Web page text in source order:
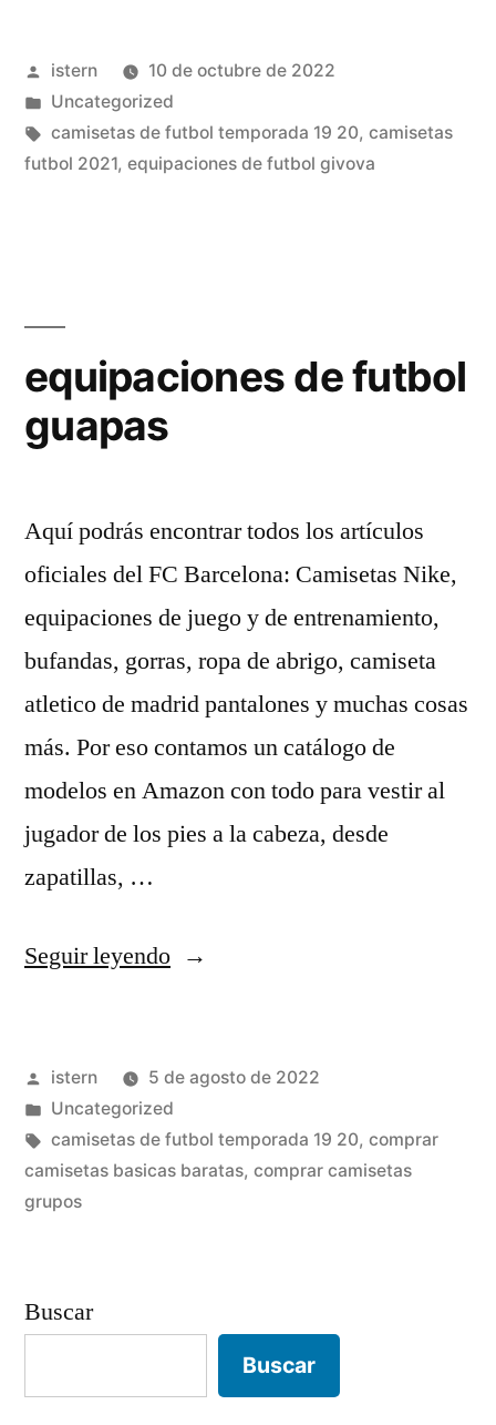
Publicado
por
istern
10 de octubre de 2022
Publicado
en
Uncategorized
Etiquetas:
camisetas de futbol temporada 19 20, camisetas
futbol 2021, equipaciones de futbol givova
equipaciones de futbol
guapas
Aquí podrás encontrar todos los artículos
oficiales del FC Barcelona: Camisetas Nike,
equipaciones de juego y de entrenamiento,
bufandas, gorras, ropa de abrigo, camiseta
atletico de madrid pantalones y muchas cosas
más. Por eso contamos un catálogo de
modelos en Amazon con todo para vestir al
jugador de los pies a la cabeza, desde
zapatillas, …
Seguir leyendo«equipaciones
guapas»
Publicado
por
istern
5 de agosto de 2022
Publicado
en
Uncategorized
Etiquetas:
camisetas de futbol temporada 19 20, comprar
camisetas basicas baratas, comprar camisetas
grupos
Buscar
Buscar